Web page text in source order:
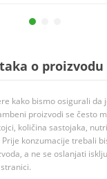
o proizvodu
kako bismo osigurali da
proizvodi se često
količina sastojaka,
konzumacije trebali
a ne se oslanjati